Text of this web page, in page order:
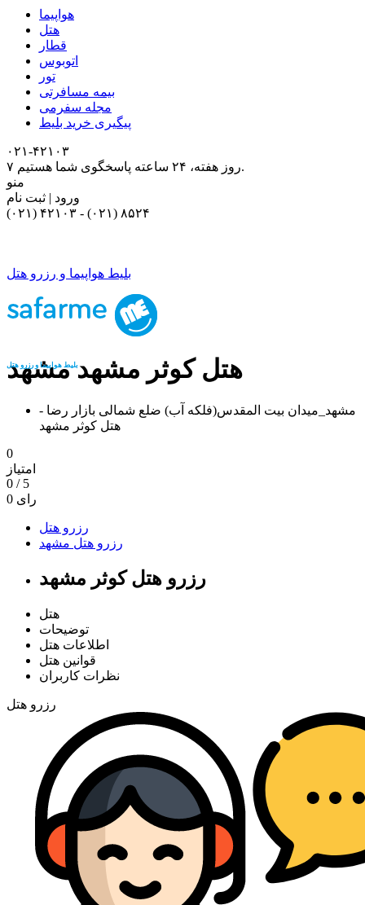
هواپیما
هتل
قطار
اتوبوس
تور
بیمه مسافرتی
مجله سفرمی
پیگیری خرید بلیط
۰۲۱-۴٢١٠٣
۷ روز هفته، ۲۴ ساعته پاسخگوی شما هستیم.
منو
ورود | ثبت نام
- (۰۲۱) ۸۵۲۴
بلیط هواپیما و رزرو هتل
بلیط هواپیما و رزرو هتل
هتل کوثر مشهد مشهد
مشهد_میدان بیت المقدس(فلکه آب) ضلع شمالی بازار رضا -
هتل کوثر مشهد
0
امتیاز
0 / 5
0 رای
رزرو هتل
رزرو هتل مشهد
رزرو هتل کوثر مشهد
هتل
توضیحات
اطلاعات هتل
قوانین هتل
نظرات کاربران
رزرو هتل